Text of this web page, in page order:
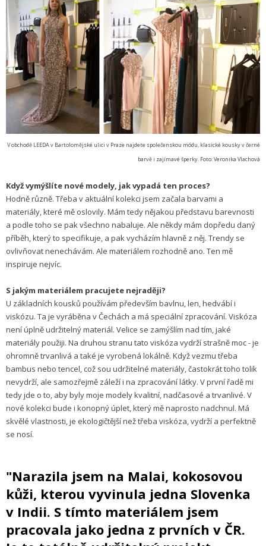
V obchodě LEEDA v Bartolomějské ulici v Praze najdete společenskou módu, klasické kousky v černé
barvě i zajímavé šperky. Foto: Veronika Vlachová
Když vymýšlíte nové modely, jak vypadá ten proces?
Hodně různě. Třeba v aktuální kolekci jsem začala barvami a
materiály, které mě oslovily. Mám tedy nějakou představu barevnosti
a podle toho se pak všechno nabaluje. Ale někdy mám dopředu daný
příběh, který to specifikuje, a pak vycházím hlavně z něj. Trendy se
ovlivňovat nenechávám. Ale materiálem rozhodně ano. Ten mě
inspiruje nejvíc.
S jakým materiálem pracujete nejraději?
U základních kousků používám především bavlnu, len, hedvábí i
viskózu. Ta je vyráběna v Čechách a má speciální zpracování. Viskóza
není úplně udržitelný materiál. Velice se zamýšlím nad tím, jaké
materiály použiji. Na druhou stranu tato viskóza vydrží strašně moc - je
ohromně trvanlivá a také je vyrobená lokálně. Když vezmu třeba
bambus nebo tencel, což sou udržitelné materiály, častokrát toho tolik
nevydrží, ale samozřejmě záleží i na zpracování látky. V první řadě mi
tedy jde o to, aby byly moje modely kvalitní, nadčasové a trvanlivé. V
nové kolekci bude i konopný úplet, který mě naprosto nadchnul. Má
skvělé vlastnosti, je ekologičtější než třeba viskóza, vydrží a perfektně
se nosí.
"Narazila jsem na Malai, kokosovou
kůži, kterou vyvinula jedna Slovenka
v Indii. S tímto materiálem jsem
pracovala jako jedna z prvních v ČR.